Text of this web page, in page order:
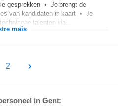
gesprekken • Je brengt de
van kandidaten in kaart • Je
talenten via...
mais
2
in Gent: